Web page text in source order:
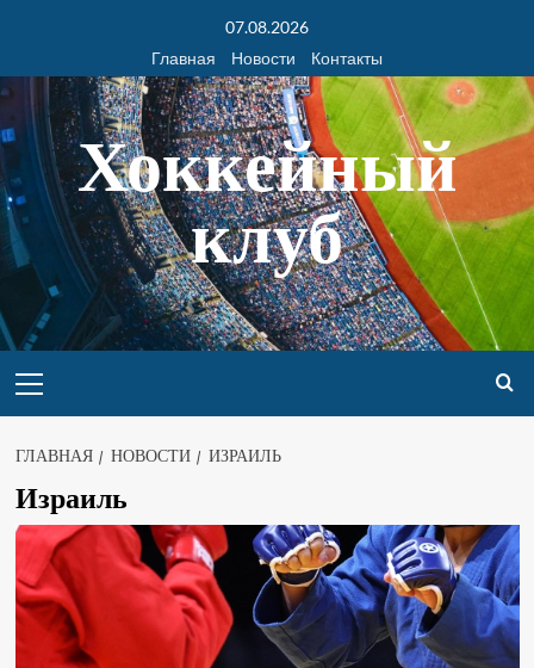
07.08.2026
Главная
Новости Контакты
Хоккейный
клуб
ГЛАВНАЯ НОВОСТИ ИЗРАИЛЬ
Израиль